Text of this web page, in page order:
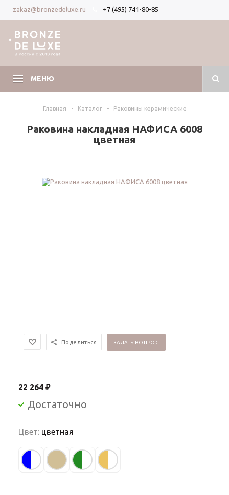
zakaz@bronzedeluxe.ru +7 (495) 741-80-85
МЕНЮ
Главная - Каталог - Раковины керамические
Раковина накладная НАФИСА 6008
цветная
Поделиться ЗАДАТЬ ВОПРОС
Цвет: цветная
22 264 ₽
Достаточно